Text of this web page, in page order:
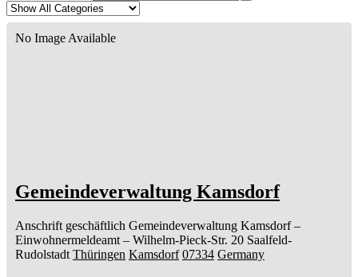
No Image Available
Gemeindeverwaltung Kamsdorf
Anschrift geschäftlich Gemeindeverwaltung Kamsdorf –
Einwohnermeldeamt – Wilhelm-Pieck-Str. 20 Saalfeld-
Rudolstadt Thüringen Kamsdorf 07334 Germany